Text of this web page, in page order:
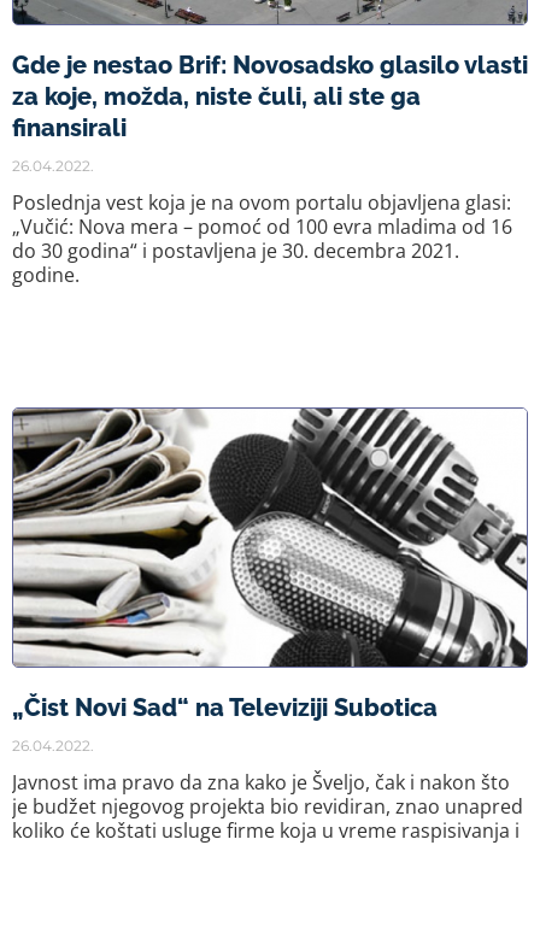
Gde je nestao Brif: Novosadsko glasilo vlasti
za koje, možda, niste čuli, ali ste ga
finansirali
26.04.2022.
Poslednja vest koja je na ovom portalu objavljena glasi:
„Vučić: Nova mera – pomoć od 100 evra mladima od 16
do 30 godina“ i postavljena je 30. decembra 2021.
godine.
„Čist Novi Sad“ na Televiziji Subotica
26.04.2022.
Javnost ima pravo da zna kako je Šveljo, čak i nakon što
je budžet njegovog projekta bio revidiran, znao unapred
koliko će koštati usluge firme koja u vreme raspisivanja i